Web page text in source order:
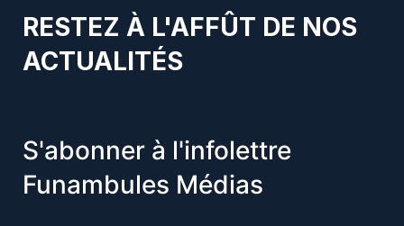
RESTEZ À L'AFFÛT DE NOS
ACTUALITÉS
S'abonner à l'infolettre
Funambules Médias